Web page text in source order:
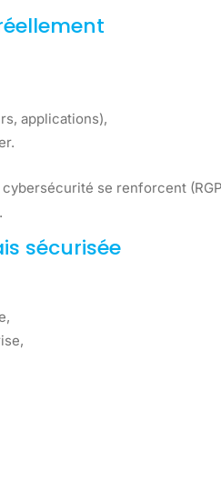
applications),
se renforcent
sécurisée